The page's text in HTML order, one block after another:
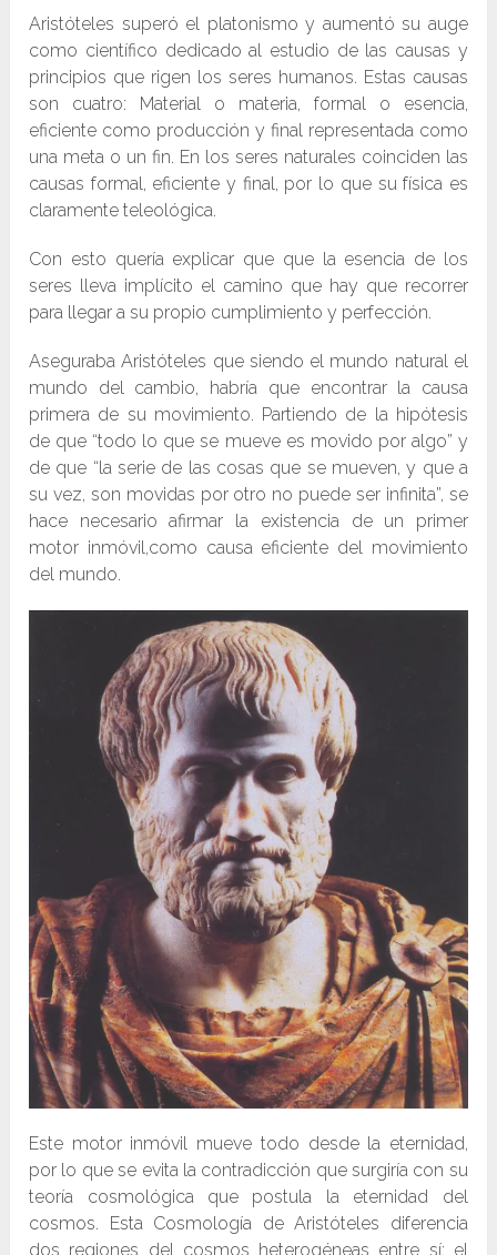
Aristóteles superó el platonismo y aumentó su auge
como científico dedicado al estudio de las causas y
principios que rigen los seres humanos. Estas causas
son cuatro: Material o materia, formal o esencia,
eficiente como producción y final representada como
una meta o un fin. En los seres naturales coinciden las
causas formal, eficiente y final, por lo que su física es
claramente teleológica.
Con esto quería explicar que que la esencia de los
seres lleva implícito el camino que hay que recorrer
para llegar a su propio cumplimiento y perfección.
Aseguraba Aristóteles que siendo el mundo natural el
mundo del cambio, habría que encontrar la causa
primera de su movimiento. Partiendo de la hipótesis
de que “todo lo que se mueve es movido por algo” y
de que “la serie de las cosas que se mueven, y que a
su vez, son movidas por otro no puede ser infinita”, se
hace necesario afirmar la existencia de un primer
motor inmóvil,como causa eficiente del movimiento
del mundo.
Este motor inmóvil mueve todo desde la eternidad,
por lo que se evita la contradicción que surgiría con su
teoría cosmológica que postula la eternidad del
cosmos. Esta Cosmología de Aristóteles diferencia
dos regiones del cosmos heterogéneas entre sí: el